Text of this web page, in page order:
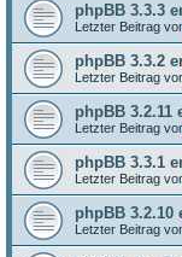
phpBB 3.3.3
Letzter Beitrag
phpBB 3.3.2
Letzter Beitrag
phpBB 3.2.11
Letzter Beitrag
phpBB 3.3.1
Letzter Beitrag
phpBB 3.2.10
Letzter Beitrag